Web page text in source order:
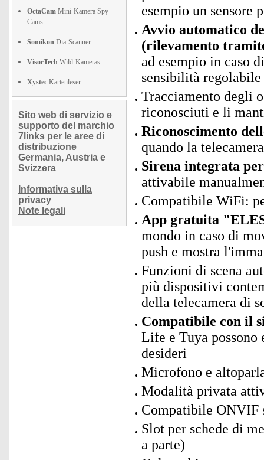
OctaCam Mini-Kamera Spy-
Cams
Somikon Dia-Scanner
VisorTech Wild-Kameras
Xystec Kartenleser
Sito web di servizio e
supporto del marchio
7links per le aree di
distribuzione
Germania, Austria e
Svizzera
Informativa sulla
privacy
Note legali
esempio un sensore
Avvio automatico
(rilevamento
ad esempio in caso
sensibilità regolabile
Tracciamento degli
riconosciuti e li
Riconoscimento
quando la
Sirena integrata
attivabile
Compatibile WiFi:
App gratuita
mondo in caso di
push e mostra
Funzioni di scena
più dispositivi
della telecamera di
Compatibile con il
Life e Tuya possono
desideri
Microfono e
Modalità privata
Compatibile ONVIF
Slot per schede di
a parte)